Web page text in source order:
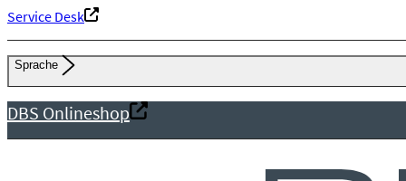
Service Desk
Sprache
DBS Onlineshop